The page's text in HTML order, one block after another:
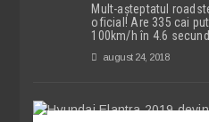
Mult-așteptatul
oficial! Are 335 cai
100km/h în 4.6
august 24, 2018